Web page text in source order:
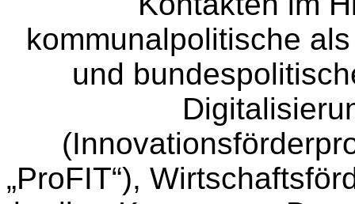
kommunalpolitische
und
„ProFIT“),